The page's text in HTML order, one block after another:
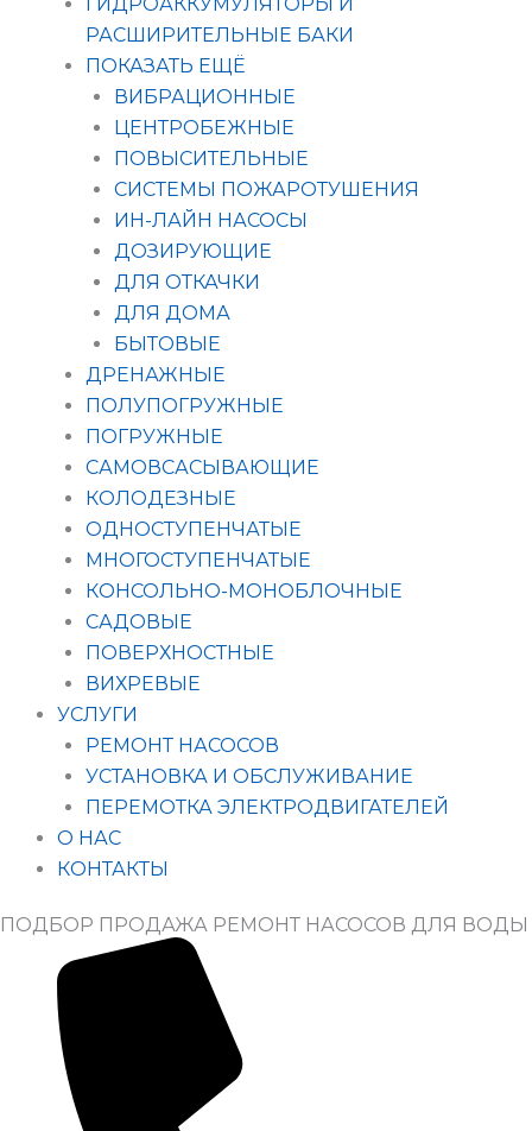
РАСШИРИТЕЛЬНЫЕ БАКИ
ПОКАЗАТЬ ЕЩЁ
ВИБРАЦИОННЫЕ
ЦЕНТРОБЕЖНЫЕ
ПОВЫСИТЕЛЬНЫЕ
СИСТЕМЫ ПОЖАРОТУШЕНИЯ
ИН-ЛАЙН НАСОСЫ
ДОЗИРУЮЩИЕ
ДЛЯ ОТКАЧКИ
ДЛЯ ДОМА
БЫТОВЫЕ
ДРЕНАЖНЫЕ
ПОЛУПОГРУЖНЫЕ
ПОГРУЖНЫЕ
САМОВСАСЫВАЮЩИЕ
КОЛОДЕЗНЫЕ
ОДНОСТУПЕНЧАТЫЕ
МНОГОСТУПЕНЧАТЫЕ
КОНСОЛЬНО-МОНОБЛОЧНЫЕ
САДОВЫЕ
ПОВЕРХНОСТНЫЕ
ВИХРЕВЫЕ
УСЛУГИ
РЕМОНТ НАСОСОВ
УСТАНОВКА И ОБСЛУЖИВАНИЕ
ПЕРЕМОТКА ЭЛЕКТРОДВИГАТЕЛЕЙ
О НАС
КОНТАКТЫ
ПОДБОР ПРОДАЖА РЕМОНТ НАСОСОВ ДЛЯ ВОДЫ